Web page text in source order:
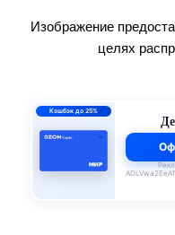
Изображение
целях
ПСК 55–62,4%
годовых